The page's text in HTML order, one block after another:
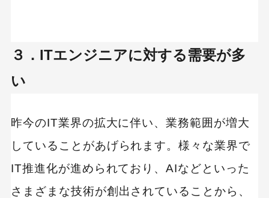
３．ITエンジニアに対する需要が多
い
昨今のIT業界の拡大に伴い、業務範囲が増大
していることがあげられます。様々な業界で
IT推進化が進められており、AIなどといった
さまざまな技術が創出されていることから、